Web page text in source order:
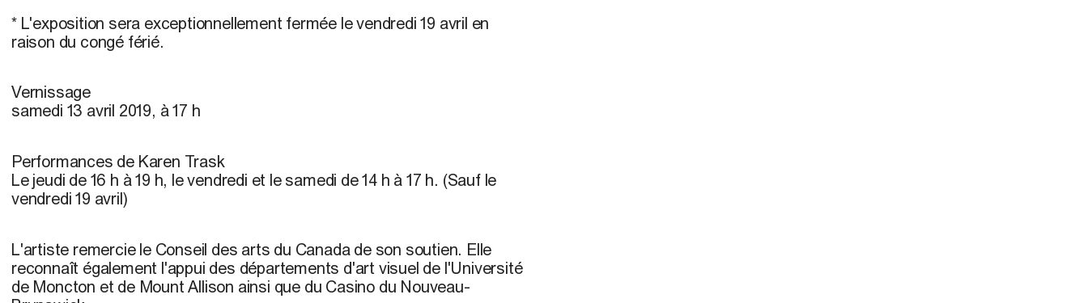
* L'exposition sera exceptionnellement fermée le vendredi 19 avril en
raison du congé férié.
Vernissage
samedi 13 avril 2019, à 17 h
Performances de Karen Trask
Le jeudi de 16 h à 19 h, le vendredi et le samedi de 14 h à 17 h. (Sauf le
vendredi 19 avril)
L'artiste remercie le Conseil des arts du Canada de son soutien. Elle
reconnaît également l'appui des départements d'art visuel de l'Université
de Moncton et de Mount Allison ainsi que du Casino du Nouveau-